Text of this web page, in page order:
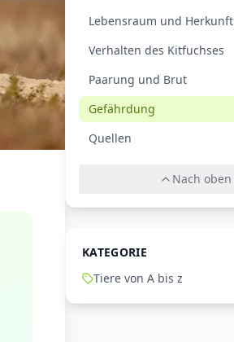
Lebensraum und Herkunft
Verhalten des Kitfuchses
Paarung und Brut
Gefährdung
Quellen
Nach oben
KATEGORIE
Tiere von A bis z